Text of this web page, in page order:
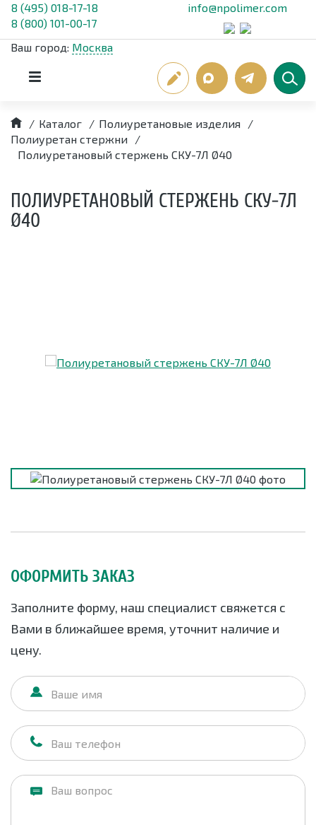
8 (495) 018-17-18
8 (800) 101-00-17
info@npolimer.com
Ваш город: Москва
/ Каталог / Полиуретановые изделия
/
Полиуретан стержни
/
Полиуретановый стержень СКУ-7Л Ø40
ПОЛИУРЕТАНОВЫЙ СТЕРЖЕНЬ СКУ-7Л
Ø40
ОФОРМИТЬ ЗАКАЗ
Заполните форму, наш специалист свяжется с
Вами в ближайшее время, уточнит наличие и
цену.